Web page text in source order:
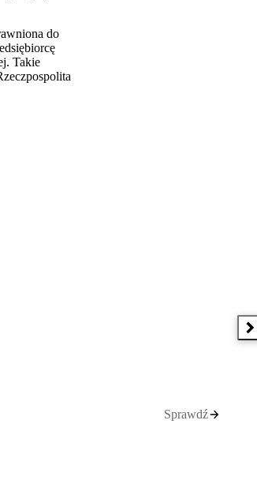
do
Takie
Sprawdź